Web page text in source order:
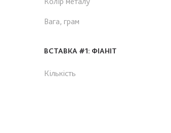
Вага, грам
ВСТАВКА #1: ФІАНІТ
Кількість